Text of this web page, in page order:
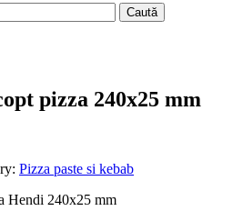
pizza 240x25 mm
Pizza paste si kebab
Hendi 240x25 mm